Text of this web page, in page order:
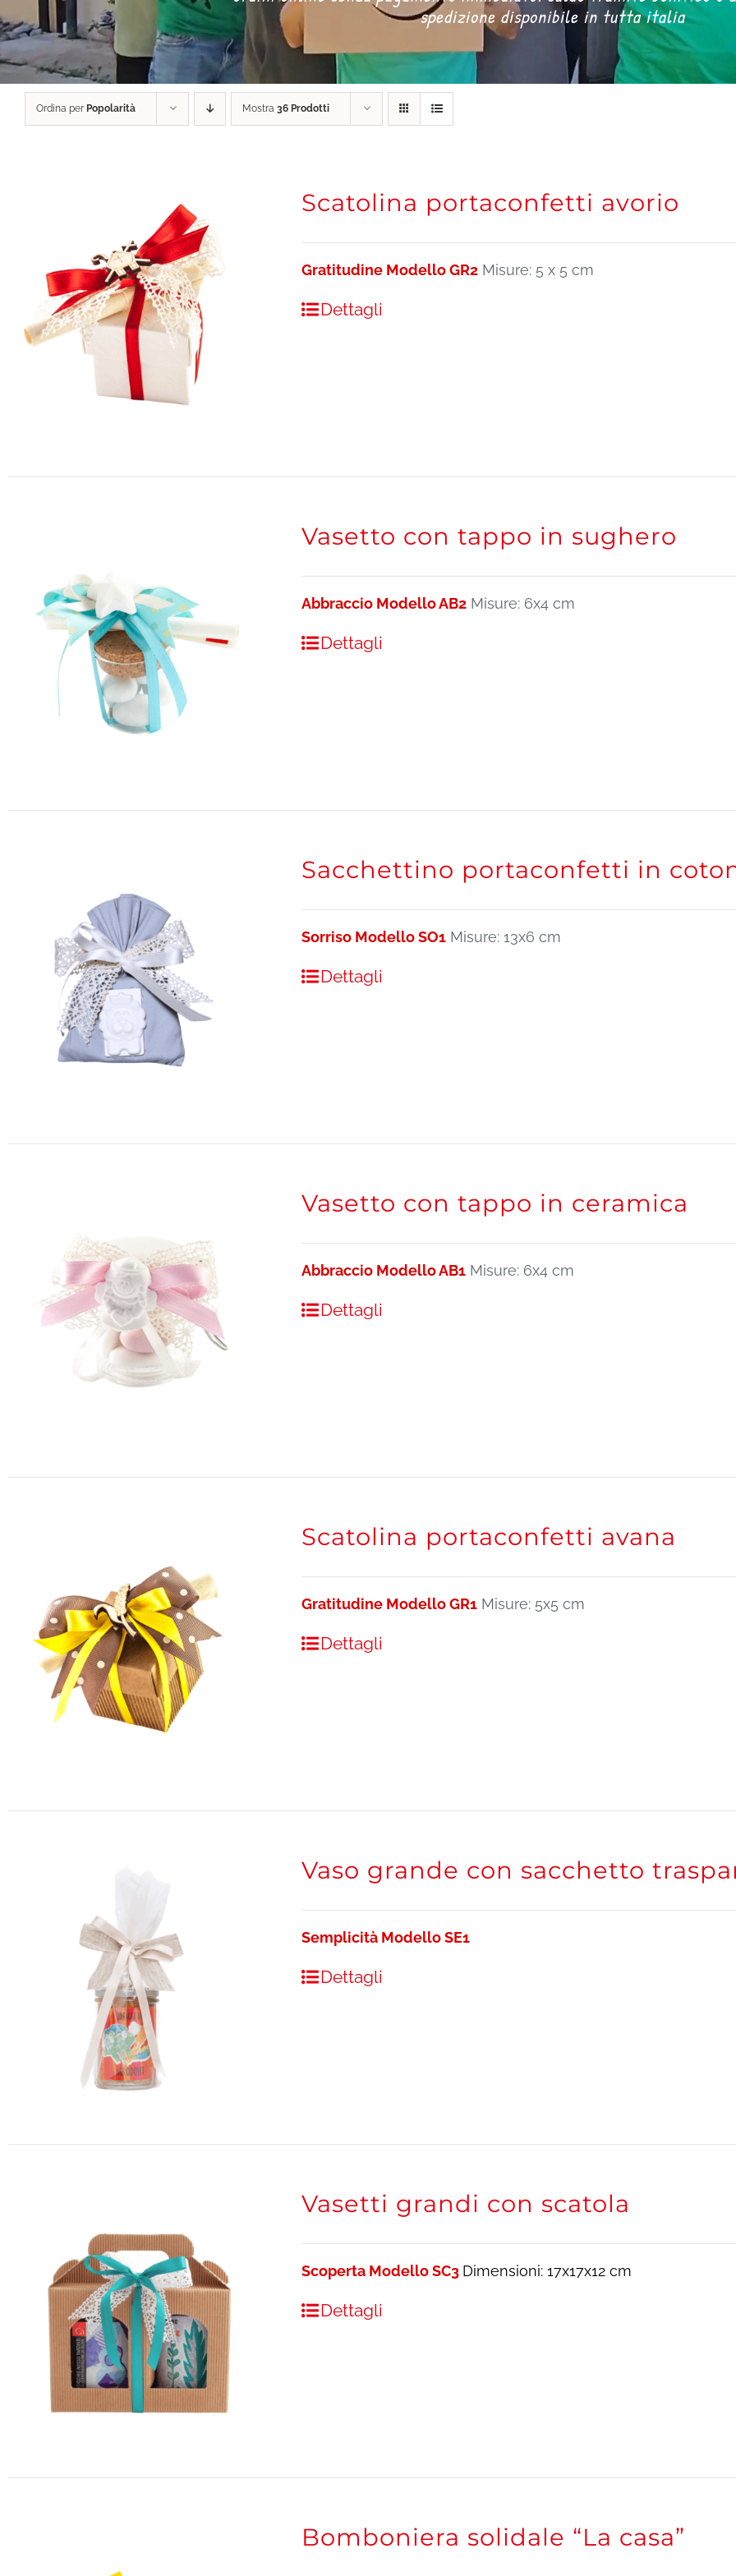
spedizione disponibile in tutta italia
Ordina per Popolarità Mostra 36 Prodotti
Scatolina portaconfetti avorio
Gratitudine Modello GR2 Misure: 5 x 5 cm
Dettagli
Vasetto con tappo in sughero
Abbraccio Modello AB2 Misure: 6x4 cm
Dettagli
Sacchettino portaconfetti in
Sorriso Modello SO1 Misure: 13x6 cm
Dettagli
Vasetto con tappo in ceramica
Abbraccio Modello AB1 Misure: 6x4 cm
Dettagli
Scatolina portaconfetti avana
Gratitudine Modello GR1 Misure: 5x5 cm
Dettagli
Vaso grande con sacchetto
Semplicità Modello SE1
Dettagli
Vasetti grandi con scatola
Scoperta Modello SC3 Dimensioni: 17x17x12 cm
Dettagli
Bomboniera solidale “La casa”